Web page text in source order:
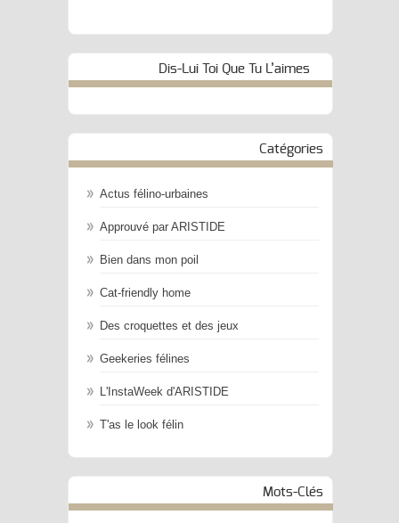
Dis-Lui Toi Que Tu L’aimes
Catégories
Actus félino-urbaines
Approuvé par ARISTIDE
Bien dans mon poil
Cat-friendly home
Des croquettes et des jeux
Geekeries félines
L'InstaWeek d'ARISTIDE
T'as le look félin
Mots-Clés